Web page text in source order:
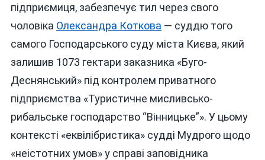
підприємиця, забезпечує тил через свого
чоловіка Олександра Коткова — суддю того
самого Господарського суду міста Києва, який
залишив 1073 гектари заказника «Буго-
Деснянський» під контролем приватного
підприємства «Туристичне мисливсько-
рибальське господарство “Вінницьке”». У цьому
контексті «еквілібристика» судді Мудрого щодо
«неістотних умов» у справі заповідника